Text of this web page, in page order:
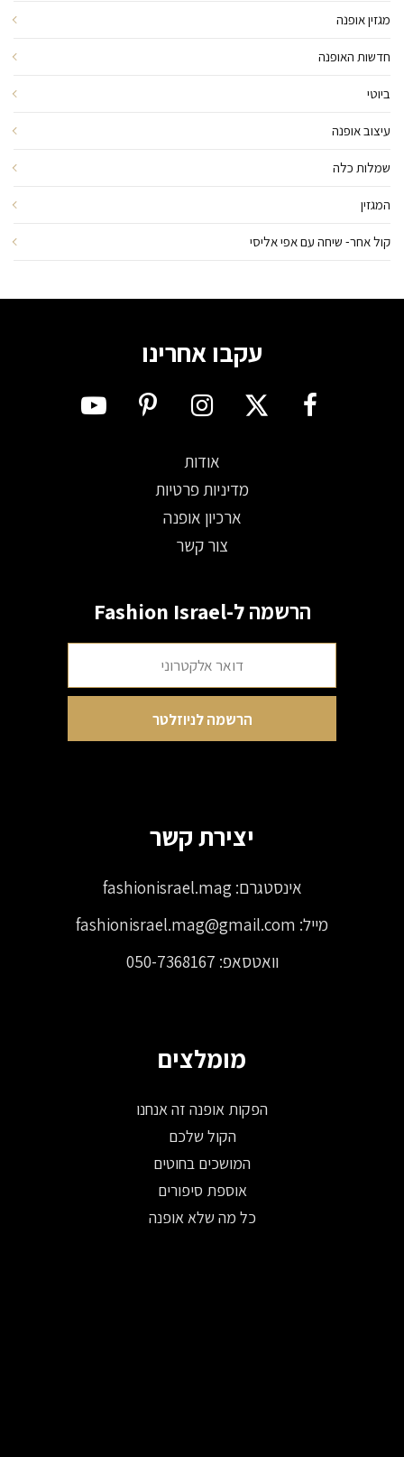
מגזין אופנה
חדשות האופנה
ביוטי
עיצוב אופנה
שמלות כלה
המגזין
קול אחר- שיחה עם אפי אליסי
עקבו אחרינו
אודות
מדיניות פרטיות
ארכיון אופנה
צור קשר
הרשמה ל-Fashion Israel
יצירת קשר
אינסטגרם:fashionisrael.mag
מייל: fashionisrael.mag@gmail.com
וואטסאפ: 050-7368167
מומלצים
הפקות אופנה זה אנחנו
הקול שלכם
המושכים בחוטים
אוספת סיפורים
כל מה שלא אופנה